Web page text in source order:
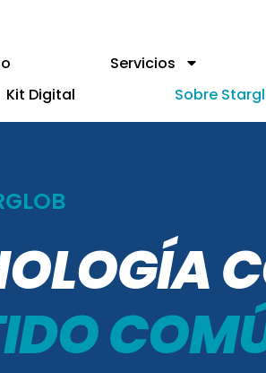
Servicios
Kit Digital
Sobre